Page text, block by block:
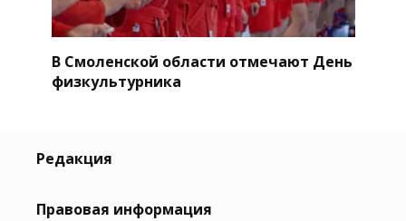
В Смоленской области отмечают День
физкультурника
Редакция
Правовая информация